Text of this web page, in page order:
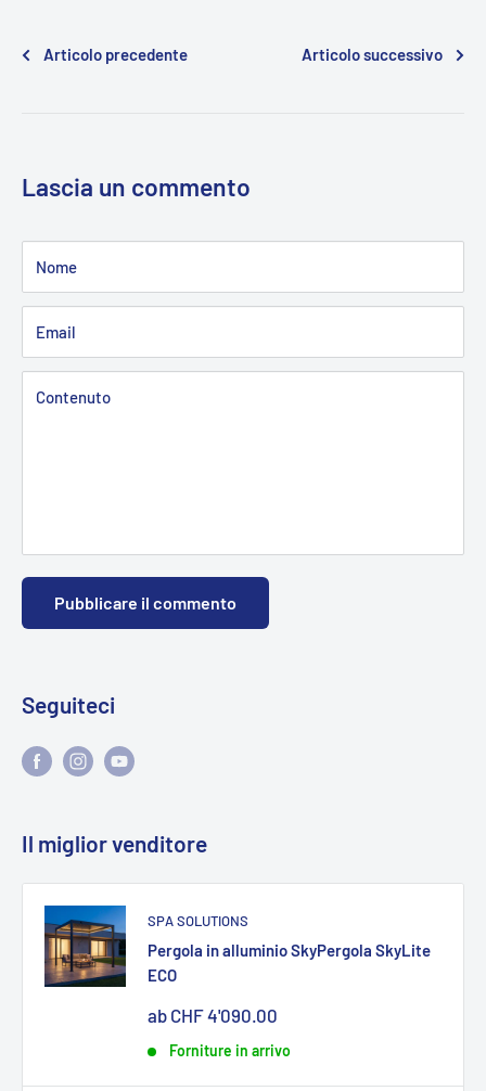
Articolo precedente Articolo successivo
Lascia un commento
Nome
Email
Contenuto
Pubblicare il commento
Seguiteci
Il miglior venditore
SPA SOLUTIONS
Pergola in alluminio SkyPergola SkyLite
ECO
Sonderpreis
ab CHF 4'090.00
Forniture in arrivo